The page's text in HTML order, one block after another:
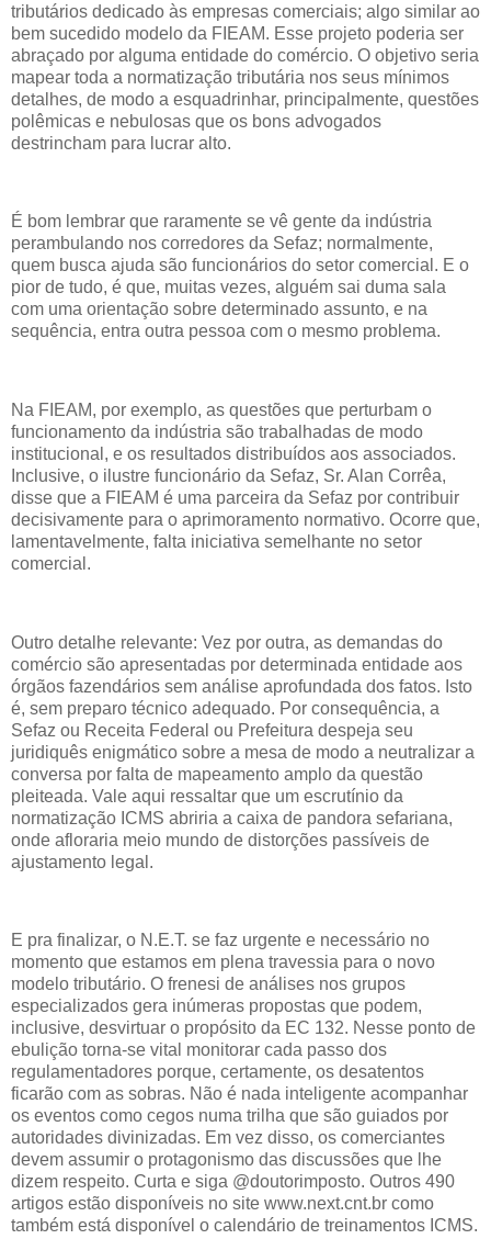
tributários dedicado às empresas comerciais; algo similar ao
bem sucedido modelo da FIEAM. Esse projeto poderia ser
abraçado por alguma entidade do comércio. O objetivo seria
mapear toda a normatização tributária nos seus mínimos
detalhes, de modo a esquadrinhar, principalmente, questões
polêmicas e nebulosas que os bons advogados
destrincham para lucrar alto.
É bom lembrar que raramente se vê gente da indústria
perambulando nos corredores da Sefaz; normalmente,
quem busca ajuda são funcionários do setor comercial. E o
pior de tudo, é que, muitas vezes, alguém sai duma sala
com uma orientação sobre determinado assunto, e na
sequência, entra outra pessoa com o mesmo problema.
Na FIEAM, por exemplo, as questões que perturbam o
funcionamento da indústria são trabalhadas de modo
institucional, e os resultados distribuídos aos associados.
Inclusive, o ilustre funcionário da Sefaz, Sr. Alan Corrêa,
disse que a FIEAM é uma parceira da Sefaz por contribuir
decisivamente para o aprimoramento normativo. Ocorre que,
lamentavelmente, falta iniciativa semelhante no setor
comercial.
Outro detalhe relevante: Vez por outra, as demandas do
comércio são apresentadas por determinada entidade aos
órgãos fazendários sem análise aprofundada dos fatos. Isto
é, sem preparo técnico adequado. Por consequência, a
Sefaz ou Receita Federal ou Prefeitura despeja seu
juridiquês enigmático sobre a mesa de modo a neutralizar a
conversa por falta de mapeamento amplo da questão
pleiteada. Vale aqui ressaltar que um escrutínio da
normatização ICMS abriria a caixa de pandora sefariana,
onde afloraria meio mundo de distorções passíveis de
ajustamento legal.
E pra finalizar, o N.E.T. se faz urgente e necessário no
momento que estamos em plena travessia para o novo
modelo tributário. O frenesi de análises nos grupos
especializados gera inúmeras propostas que podem,
inclusive, desvirtuar o propósito da EC 132. Nesse ponto de
ebulição torna-se vital monitorar cada passo dos
regulamentadores porque, certamente, os desatentos
ficarão com as sobras. Não é nada inteligente acompanhar
os eventos como cegos numa trilha que são guiados por
autoridades divinizadas. Em vez disso, os comerciantes
devem assumir o protagonismo das discussões que lhe
dizem respeito. Curta e siga @doutorimposto. Outros 490
artigos estão disponíveis no site www.next.cnt.br como
também está disponível o calendário de treinamentos ICMS.